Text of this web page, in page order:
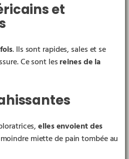
et
. Ils sont rapides, sales et se
Ce sont lesreines de la
elles envoient des
miette de pain tombée au